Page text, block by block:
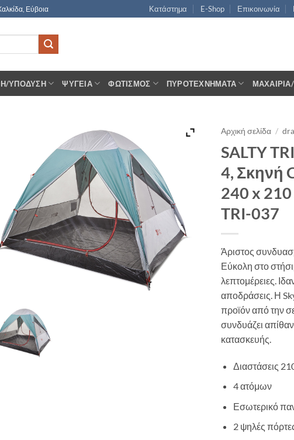
Εύβοια Κατάστημα E-Shop Επικοινωνία
ΥΠΌΔΥΣΗ ΨΥΓΕΊΑ ΦΩΤΙΣΜΌΣ ΠΥΡΟΤΕΧΝΉΜΑΤΑ
Αρχική σελίδα /
SALTY
4, Σκηνή
240 x
TRI-037
Άριστος
Εύκολη στο
λεπτομέρειες.
αποδράσεις. Η
προϊόν από την
συνδυάζει
κατασκευής.
Διαστάσεις
4 ατόμων
Εσωτερικό
2 ψηλές